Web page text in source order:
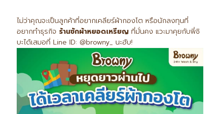
ไม่ว่าคุณจะเป็นลูกค้าที่อยากเคลียร์ผ้ากองโต หรือนักลงทุนที่
อยากทำธุรกิจ ร้านซักผ้าหยอดเหรียญ ที่มั่นคง แวะมาคุยกับพี่ชิ
บะได้เสมอที่ Line ID: @browny_ นะฮับ!